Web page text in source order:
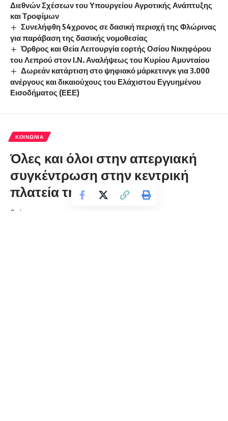
Διεθνών Σχέσεων του Υπουργείου Αγροτικής Ανάπτυξης
και Τροφίμων
Συνελήφθη 54χρονος σε δασική περιοχή της Φλώρινας
για παράβαση της δασικής νομοθεσίας
Όρθρος και Θεία Λειτουργία εορτής Οσίου Νικηφόρου
του Λεπρού στον Ι.Ν. Αναλήψεως του Κυρίου Αμυνταίου
Δωρεάν κατάρτιση στο ψηφιακό μάρκετινγκ για 3.000
ανέργους και δικαιούχους του Ελάχιστου Εγγυημένου
Εισοδήματος (ΕΕΕ)
ΚΟΙΝΩΝΊΑ
Όλες και όλοι στην απεργιακή
συγκέντρωση στην κεντρική
πλατεία της Φλώρινας
florinapress.gr